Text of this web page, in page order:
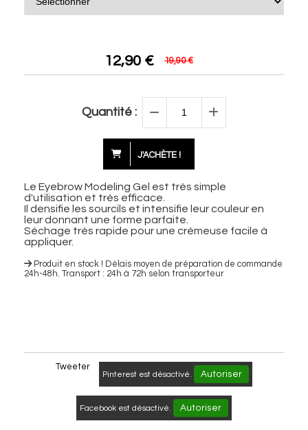
12,90 € 19,90 €
Quantité :
J'ACHÈTE !
Le Eyebrow Modeling Gel est très simple
d'utilisation et très efficace.
Il densifie les sourcils et intensifie leur couleur en
leur donnant une forme parfaite.
Séchage très rapide pour une crémeuse facile à
appliquer.
Produit en stock ! Délais moyen de préparation de commande
24h-48h. Transport : 24h à 72h selon transporteur
Tweeter
Pinterest est désactivé. Autoriser
Facebook est désactivé. Autoriser